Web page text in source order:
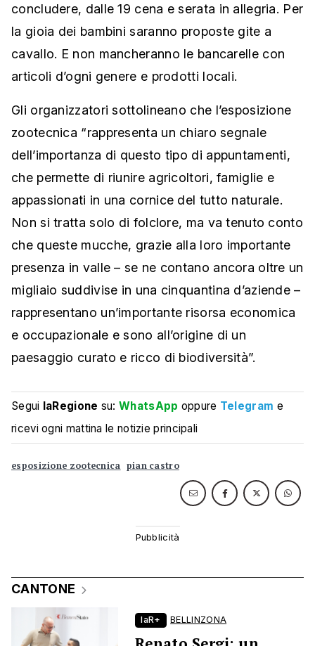
concludere, dalle 19 cena e serata in allegria. Per
la gioia dei bambini saranno proposte gite a
cavallo. E non mancheranno le bancarelle con
articoli d’ogni genere e prodotti locali.
Gli organizzatori sottolineano che l’esposizione
zootecnica “rappresenta un chiaro segnale
dell’importanza di questo tipo di appuntamenti,
che permette di riunire agricoltori, famiglie e
appassionati in una cornice del tutto naturale.
Non si tratta solo di folclore, ma va tenuto conto
che queste mucche, grazie alla loro importante
presenza in valle – se ne contano ancora oltre un
migliaio suddivise in una cinquantina d’aziende –
rappresentano un’importante risorsa economica
e occupazionale e sono all’origine di un
paesaggio curato e ricco di biodiversità”.
Segui laRegione su:WhatsApp oppure Telegram e
ricevi ogni mattina le notizie principali
esposizione zootecnica pian castro
CANTONE
laR+ BELLINZONA